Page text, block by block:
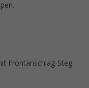
Frontanschlag-Steg.